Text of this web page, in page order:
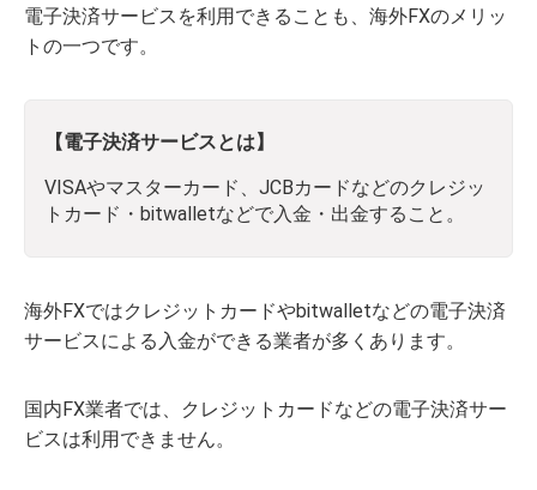
電子決済サービスを利用できることも、海外FXのメリッ
トの一つです。
【電子決済サービスとは】
VISAやマスターカード、JCBカードなどのクレジッ
トカード・bitwalletなどで入金・出金すること。
海外FXではクレジットカードやbitwalletなどの電子決済
サービスによる入金ができる業者が多くあります。
国内FX業者では、クレジットカードなどの電子決済サー
ビスは利用できません。